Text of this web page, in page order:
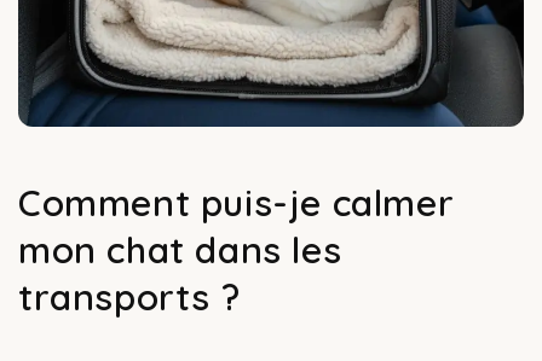
Comment puis-je calmer
mon chat dans les
transports ?